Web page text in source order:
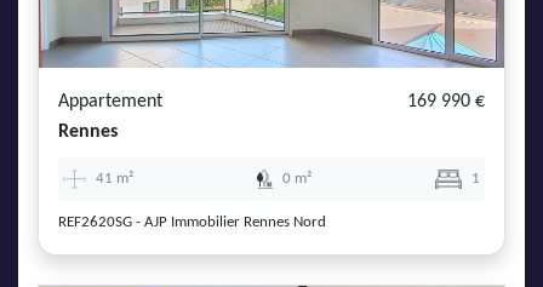
Appartement
169 990 €
Rennes
41 m² 0 m² 1
REF2620SG - AJP Immobilier Rennes Nord